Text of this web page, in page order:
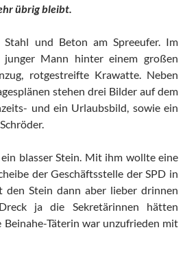
übrig bleibt.
Stahl und Beton am Spreeufer. Im
Mann hinter einem großen
rotgestreifte Krawatte. Neben
stehen drei Bilder auf dem
und ein Urlaubsbild, sowie ein
blasser Stein. Mit ihm wollte eine
der Geschäftsstelle der SPD in
den Stein dann aber lieber drinnen
ja die Sekretärinnen hätten
Beinahe-Täterin war unzufrieden mit